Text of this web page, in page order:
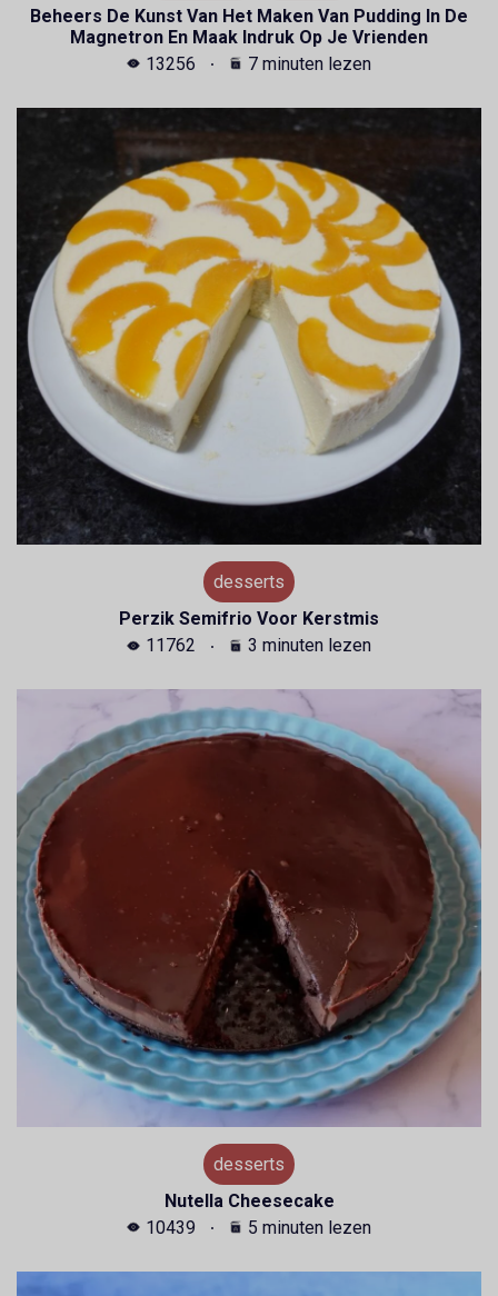
Beheers De Kunst Van Het Maken Van Pudding In De
Magnetron En Maak Indruk Op Je Vrienden
13256
7 minuten lezen
desserts
Perzik Semifrio Voor Kerstmis
11762
3 minuten lezen
desserts
Nutella Cheesecake
10439
5 minuten lezen